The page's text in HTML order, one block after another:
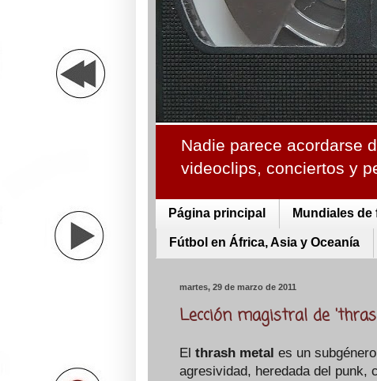
Nadie parece acordarse
videoclips, conciertos y
Página principal Mundiales de
Fútbol en África, Asia y Oceanía
martes, 29 de marzo de 2011
Lección magistral de
El thrash metal es un
agresividad, heredada del punk,